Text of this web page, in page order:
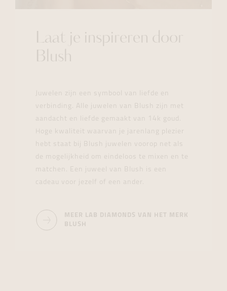
Laat je inspireren door
Blush
Juwelen zijn een symbool van liefde en
verbinding. Alle juwelen van Blush zijn met
aandacht en liefde gemaakt van 14k goud.
Hoge kwaliteit waarvan je jarenlang plezier
hebt staat bij Blush juwelen voorop net als
de mogelijkheid om eindeloos te mixen en te
matchen. Een juweel van Blush is een
cadeau voor jezelf of een ander.
MEER LAB DIAMONDS VAN HET MERK
BLUSH